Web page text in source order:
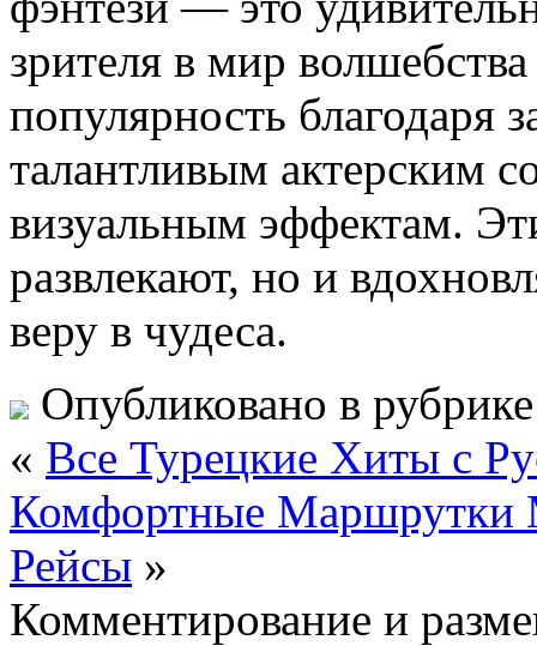
зрителя в мир
популярность
талантливым актерским
визуальным эффектам.
развлекают, но и
веру в чудеса.
Опубликовано в
« Все Турецкие Хиты с
Комфортные Маршрутки
Рейсы »
Комментирование и